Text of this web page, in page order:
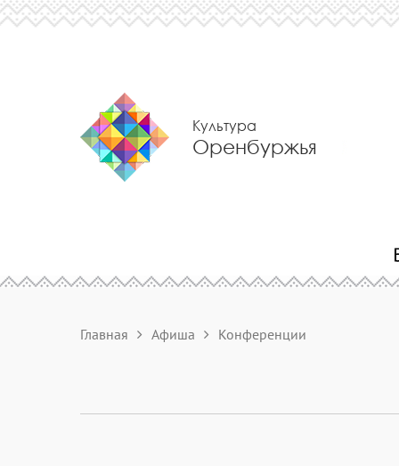
Культура
Оренбуржья
Главная Афиша Конференции